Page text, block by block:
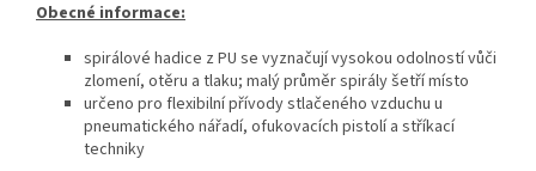
Obecné informace:
spirálové hadice z PU se vyznačují vysokou odolností vůči
zlomení, otěru a tlaku; malý průměr spirály šetří místo
určeno pro flexibilní přívody stlačeného vzduchu u
pneumatického nářadí, ofukovacích pistolí a stříkací
techniky